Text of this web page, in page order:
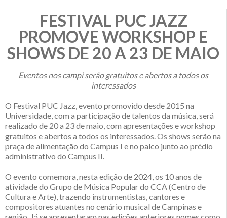
FESTIVAL PUC JAZZ
PROMOVE WORKSHOP E
SHOWS DE 20 A 23 DE MAIO
Eventos nos campi serão gratuitos e abertos a todos os
interessados
O Festival PUC Jazz, evento promovido desde 2015 na
Universidade, com a participação de talentos da música, será
realizado de 20 a 23 de maio, com apresentações e workshop
gratuitos e abertos a todos os interessados. Os shows serão na
praça de alimentação do Campus I e no palco junto ao prédio
administrativo do Campus II.
O evento comemora, nesta edição de 2024, os 10 anos de
atividade do Grupo de Música Popular do CCA (Centro de
Cultura e Arte), trazendo instrumentistas, cantores e
compositores atuantes no cenário musical de Campinas e